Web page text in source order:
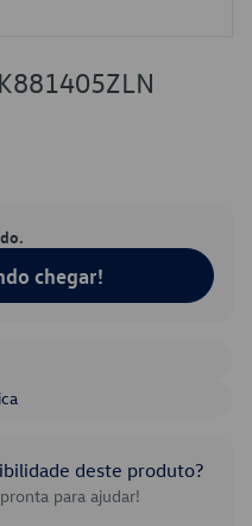
chegar!
deste produto?
para ajudar!